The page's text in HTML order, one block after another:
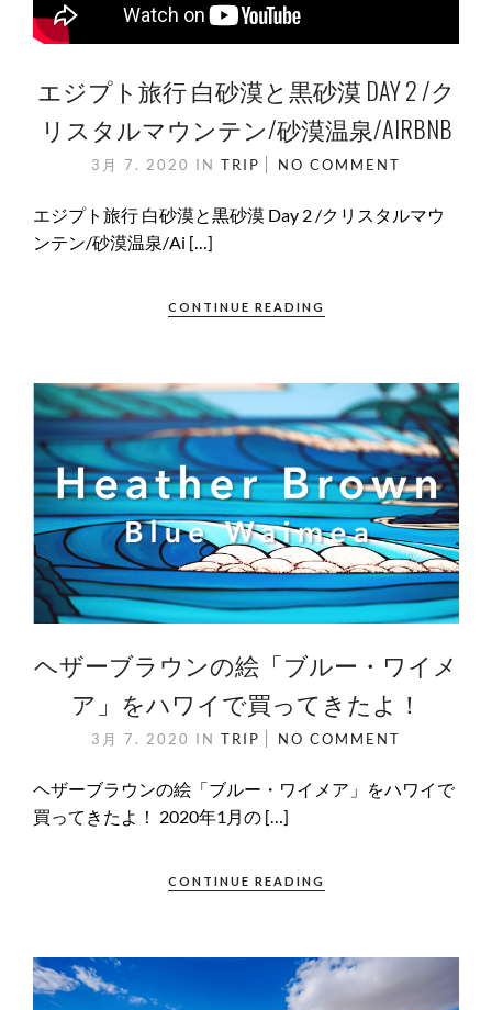
エジプト旅行 白砂漠と黒砂漠 DAY 2 /ク
リスタルマウンテン/砂漠温泉/AIRBNB
3月 7. 2020 IN TRIP NO COMMENT
エジプト旅行 白砂漠と黒砂漠 Day 2 /クリスタルマウ
ンテン/砂漠温泉/Ai […]
CONTINUE READING
ヘザーブラウンの絵「ブルー・ワイメ
ア」をハワイで買ってきたよ！
3月 7. 2020 IN TRIP NO COMMENT
ヘザーブラウンの絵「ブルー・ワイメア」をハワイで
買ってきたよ！ 2020年1月の […]
CONTINUE READING